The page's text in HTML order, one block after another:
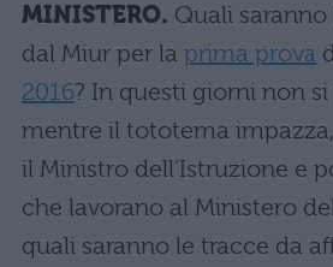
MINISTERO. Quali
dal Miur per la prima prova
2016? In questi giorni non si
mentre il tototema
il Ministro dell’Istruzione e
che lavorano al Ministero
quali saranno le tracce da